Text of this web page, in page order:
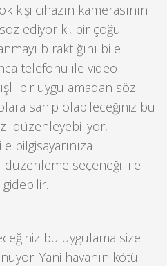
kişi cihazın kamerasının
ediyor ki, bir çoğu
bıraktığını bile
telefonu ile video
bir uygulamadan söz
sahip olabileceğiniz bu
düzenleyebiliyor,
bilgisayarınıza
düzenleme seçeneği ile
bu uygulama size
Yani havanın kötü